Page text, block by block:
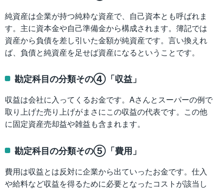
純資産は企業が持つ純粋な資産で、自己資本とも呼ばれま
す。主に資本金や自己準備金から構成されます。簿記では
資産から負債を差し引いた金額が純資産です。言い換えれ
ば、負債と純資産を足せば資産になるということです。
勘定科目の分類その④「収益」
収益は会社に入ってくるお金です。Aさんとスーパーの例で
取り上げた売り上げがまさにこの収益の代表です。この他
に固定資産売却益や雑益も含まれます。
勘定科目の分類その⑤「費用」
費用は収益とは反対に企業から出ていったお金です。仕入
や給料など収益を得るために必要となったコストが該当し